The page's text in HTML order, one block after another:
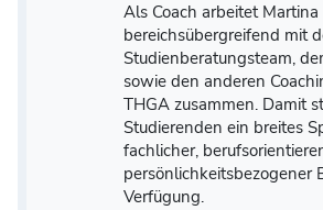
Als Coach arbeitet
bereichsübergreifend mit
Studienberatungsteam,
sowie den anderen
THGA zusammen. Damit
Studierenden ein breites
fachlicher,
persönlichkeitsbezogener
Verfügung.